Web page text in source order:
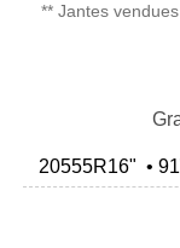
** Jantes
20555R16" •